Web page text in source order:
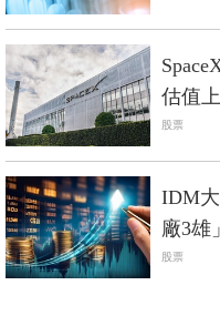
估值
股票
IDM
廠3雄
股票